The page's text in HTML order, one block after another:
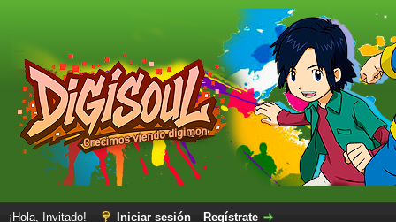
¡Hola, Invitado! Iniciar sesión Regístrate